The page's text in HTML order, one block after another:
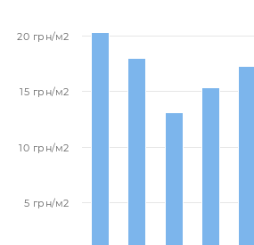
5 грн/м2
10 грн/м2
15 грн/м2
20 грн/м2